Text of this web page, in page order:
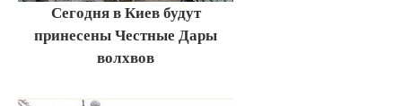
Сегодня в Киев будут
принесены Честные Дары
волхвов